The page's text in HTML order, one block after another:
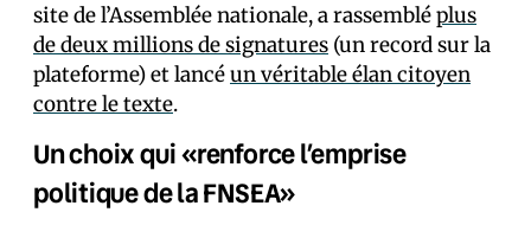
site de l’Assemblée nationale, a rassembléplus
de deux millions de signatures (un record sur la
plateforme) et lancéun véritable élan citoyen
contre le texte.
Un choix qui «renforce l’emprise
politique de la FNSEA»